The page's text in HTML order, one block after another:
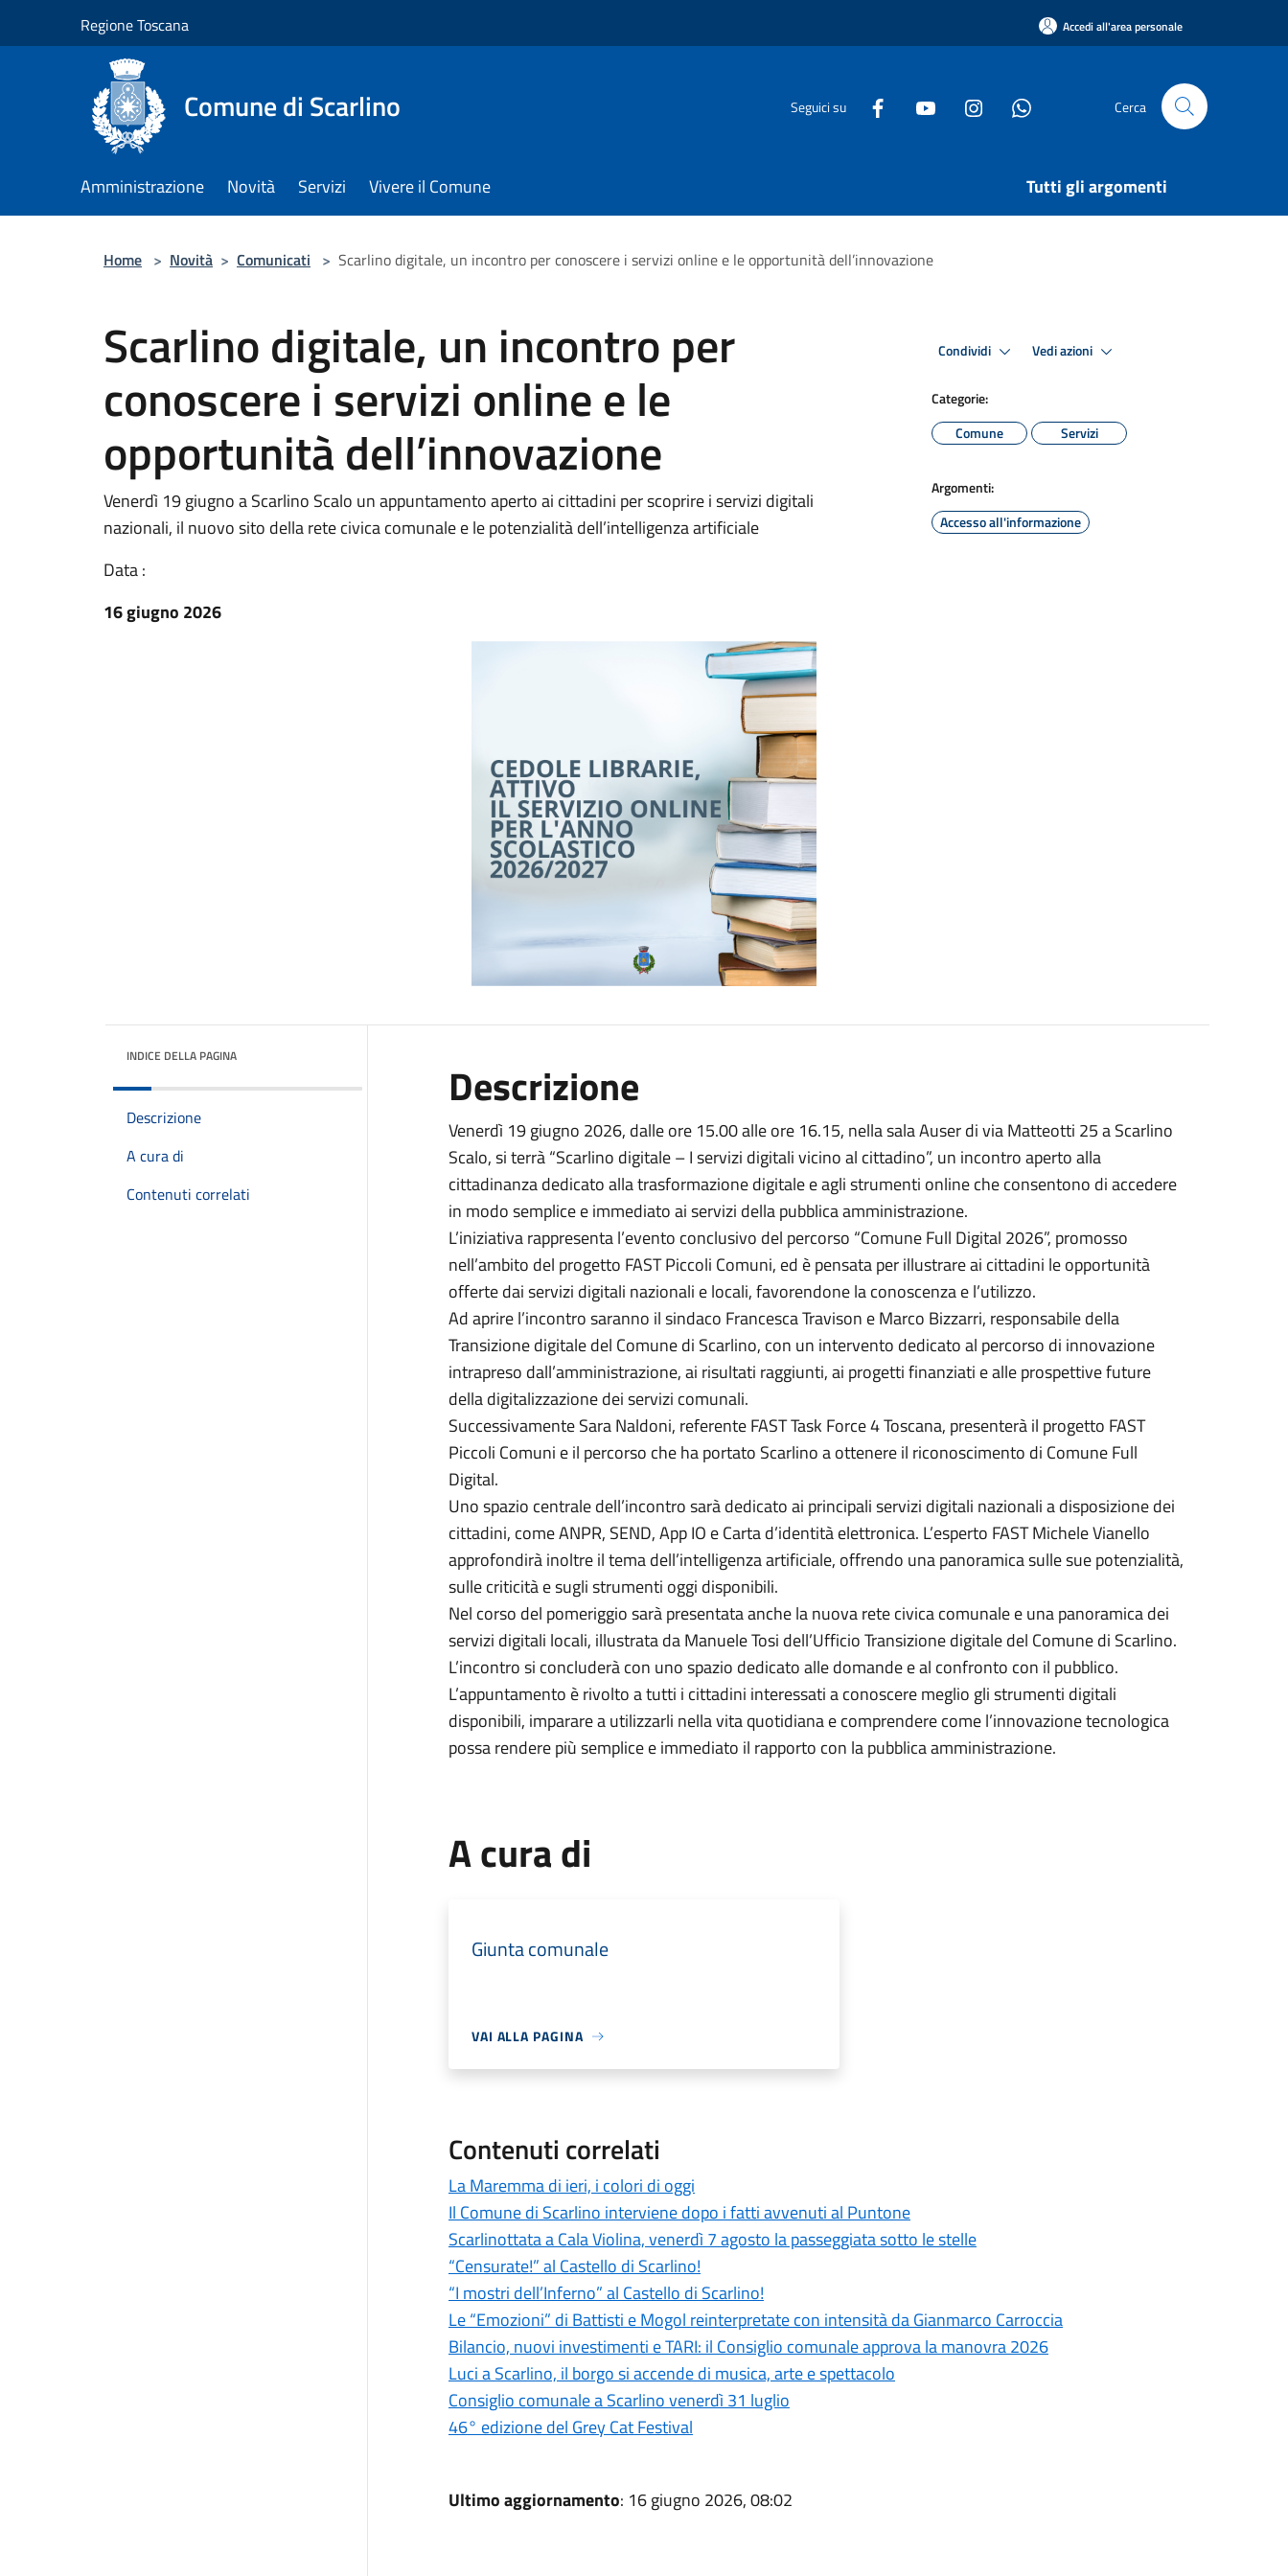
Regione Toscana Accedi all'area personale
Comune di Scarlino Seguici su Cerca
Amministrazione Novità Servizi Vivere il Comune Tutti gli argomenti
Home > Novità > Comunicati > Scarlino digitale, un incontro per conoscere i servizi online e le opportunità dell’innovazione
Scarlino digitale, un incontro per
conoscere i servizi online e le
opportunità dell’innovazione
Venerdì 19 giugno a Scarlino Scalo un appuntamento aperto ai cittadini per scoprire i servizi digitali
nazionali, il nuovo sito della rete civica comunale e le potenzialità dell’intelligenza artificiale
Data :
16 giugno 2026
Condividi Vedi azioni
Categorie:
Comune
Servizi
Argomenti:
Accesso all'informazione
INDICE DELLA PAGINA
Descrizione
A cura di
Contenuti correlati
Descrizione
Venerdì 19 giugno 2026, dalle ore 15.00 alle ore 16.15, nella sala Auser di via Matteotti 25 a Scarlino
Scalo, si terrà “Scarlino digitale – I servizi digitali vicino al cittadino”, un incontro aperto alla
cittadinanza dedicato alla trasformazione digitale e agli strumenti online che consentono di accedere
in modo semplice e immediato ai servizi della pubblica amministrazione.
L’iniziativa rappresenta l’evento conclusivo del percorso “Comune Full Digital 2026”, promosso
nell’ambito del progetto FAST Piccoli Comuni, ed è pensata per illustrare ai cittadini le opportunità
offerte dai servizi digitali nazionali e locali, favorendone la conoscenza e l’utilizzo.
Ad aprire l’incontro saranno il sindaco Francesca Travison e Marco Bizzarri, responsabile della
Transizione digitale del Comune di Scarlino, con un intervento dedicato al percorso di innovazione
intrapreso dall’amministrazione, ai risultati raggiunti, ai progetti finanziati e alle prospettive future
della digitalizzazione dei servizi comunali.
Successivamente Sara Naldoni, referente FAST Task Force 4 Toscana, presenterà il progetto FAST
Piccoli Comuni e il percorso che ha portato Scarlino a ottenere il riconoscimento di Comune Full
Digital.
Uno spazio centrale dell’incontro sarà dedicato ai principali servizi digitali nazionali a disposizione dei
cittadini, come ANPR, SEND, App IO e Carta d’identità elettronica. L’esperto FAST Michele Vianello
approfondirà inoltre il tema dell’intelligenza artificiale, offrendo una panoramica sulle sue potenzialità,
sulle criticità e sugli strumenti oggi disponibili.
Nel corso del pomeriggio sarà presentata anche la nuova rete civica comunale e una panoramica dei
servizi digitali locali, illustrata da Manuele Tosi dell’Ufficio Transizione digitale del Comune di Scarlino.
L’incontro si concluderà con uno spazio dedicato alle domande e al confronto con il pubblico.
L’appuntamento è rivolto a tutti i cittadini interessati a conoscere meglio gli strumenti digitali
disponibili, imparare a utilizzarli nella vita quotidiana e comprendere come l’innovazione tecnologica
possa rendere più semplice e immediato il rapporto con la pubblica amministrazione.
A cura di
Giunta comunale
VAI ALLA PAGINA
Contenuti correlati
La Maremma di ieri, i colori di oggi
Il Comune di Scarlino interviene dopo i fatti avvenuti al Puntone
Scarlinottata a Cala Violina, venerdì 7 agosto la passeggiata sotto le stelle
“Censurate!” al Castello di Scarlino!
“I mostri dell’Inferno” al Castello di Scarlino!
Le “Emozioni” di Battisti e Mogol reinterpretate con intensità da Gianmarco Carroccia
Bilancio, nuovi investimenti e TARI: il Consiglio comunale approva la manovra 2026
Luci a Scarlino, il borgo si accende di musica, arte e spettacolo
Consiglio comunale a Scarlino venerdì 31 luglio
46° edizione del Grey Cat Festival
Ultimo aggiornamento: 16 giugno 2026, 08:02